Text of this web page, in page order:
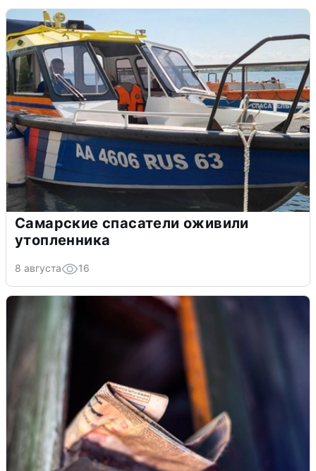
Самарские спасатели оживили
утопленника
8 августа 16